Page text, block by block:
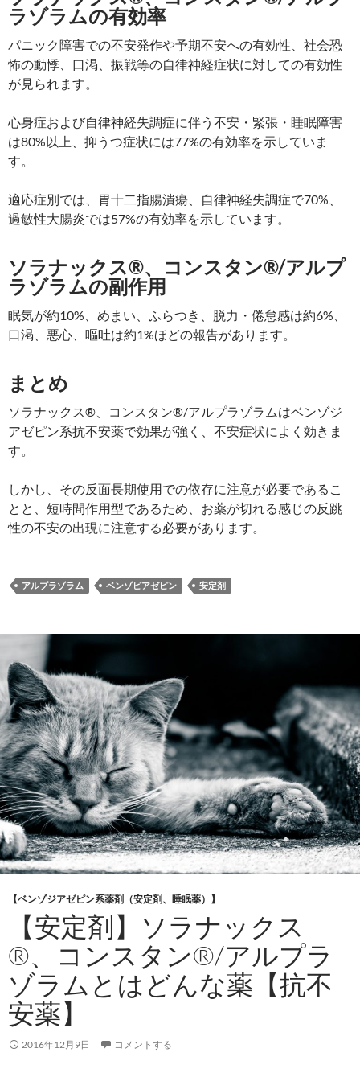
ラゾラムの有効率
パニック障害での不安発作や予期不安への有効性、社会恐
怖の動悸、口渇、振戦等の自律神経症状に対しての有効性
が見られます。
心身症および自律神経失調症に伴う不安・緊張・睡眠障害
は80%以上、抑うつ症状には77%の有効率を示していま
す。
適応症別では、胃十二指腸潰瘍、自律神経失調症で70%、
過敏性大腸炎では57%の有効率を示しています。
ソラナックス®、コンスタン®/アルプ
ラゾラムの副作用
眠気が約10%、めまい、ふらつき、脱力・倦怠感は約6%、
口渇、悪心、嘔吐は約1%ほどの報告があります。
まとめ
ソラナックス®、コンスタン®/アルプラゾラムはベンゾジ
アゼピン系抗不安薬で効果が強く、不安症状によく効きま
す。
しかし、その反面長期使用での依存に注意が必要であるこ
とと、短時間作用型であるため、お薬が切れる感じの反跳
性の不安の出現に注意する必要があります。
アルプラゾラム ベンゾピアゼピン 安定剤
【ベンゾジアゼピン系薬剤（安定剤、睡眠薬）】
【安定剤】ソラナックス
®、コンスタン®/アルプラ
ゾラムとはどんな薬【抗不
安薬】
2016年12月9日 コメントする